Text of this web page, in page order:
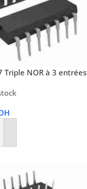
Triple NOR à 3 entrées
Au Panier